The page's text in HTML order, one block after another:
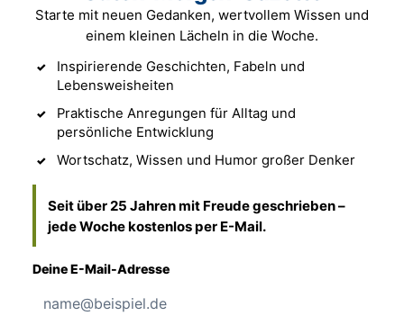
Starte mit neuen Gedanken, wertvollem Wissen und
einem kleinen Lächeln in die Woche.
Inspirierende Geschichten, Fabeln und
Lebensweisheiten
Praktische Anregungen für Alltag und
persönliche Entwicklung
Wortschatz, Wissen und Humor großer Denker
Seit über 25 Jahren mit Freude geschrieben –
jede Woche kostenlos per E-Mail.
Deine E-Mail-Adresse